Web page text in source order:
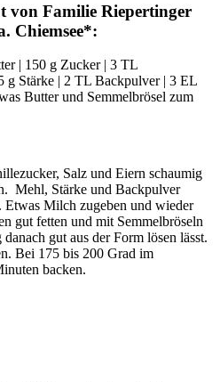
von Familie Riepertinger
Chiemsee*:
| 150 g Zucker | 3 TL
g Stärke | 2 TL Backpulver | 3 EL
Butter und Semmelbrösel zum
Salz und Eiern schaumig
Mehl, Stärke und Backpulver
Etwas Milch zugeben und wieder
gut fetten und mit Semmelbröseln
gut aus der Form lösen lässt.
Bei 175 bis 200 Grad im
backen.